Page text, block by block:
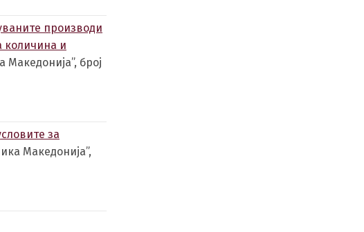
производи
количина и
број
за
Македонија”,